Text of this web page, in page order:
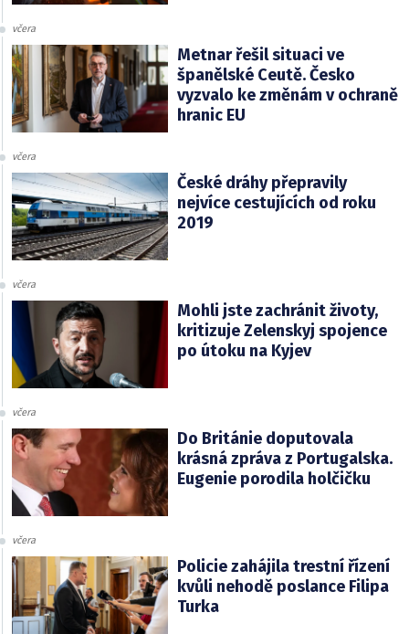
včera
Metnar řešil situaci ve
španělské Ceutě. Česko
vyzvalo ke změnám v ochraně
hranic EU
včera
České dráhy přepravily
nejvíce cestujících od roku
2019
včera
Mohli jste zachránit životy,
kritizuje Zelenskyj spojence
po útoku na Kyjev
včera
Do Británie doputovala
krásná zpráva z Portugalska.
Eugenie porodila holčičku
včera
Policie zahájila trestní řízení
kvůli nehodě poslance Filipa
Turka